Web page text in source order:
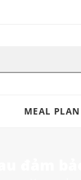
MEAL PLAN